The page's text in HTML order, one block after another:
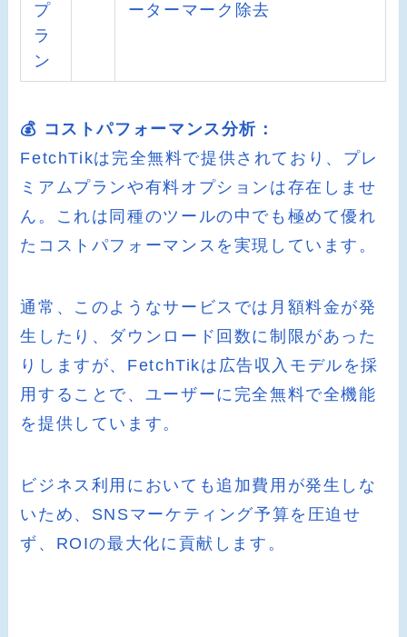
プ
ラ
ン
ーターマーク除去
💰 コストパフォーマンス分析：
FetchTikは完全無料で提供されており、プレ
ミアムプランや有料オプションは存在しませ
ん。これは同種のツールの中でも極めて優れ
たコストパフォーマンスを実現しています。
通常、このようなサービスでは月額料金が発
生したり、ダウンロード回数に制限があった
りしますが、FetchTikは広告収入モデルを採
用することで、ユーザーに完全無料で全機能
を提供しています。
ビジネス利用においても追加費用が発生しな
いため、SNSマーケティング予算を圧迫せ
ず、ROIの最大化に貢献します。